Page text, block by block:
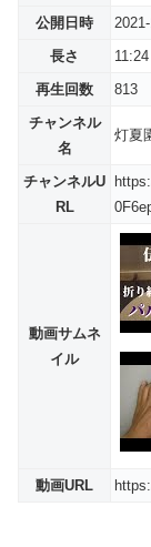
公開日時
長さ
11:24
再生回数
813
チャンネル
名
灯夏
チャンネルU
RL
動画サムネ
イル
動画URL